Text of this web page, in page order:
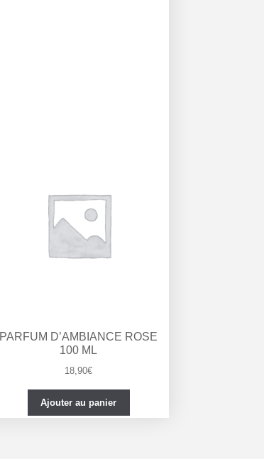
PARFUM D’AMBIANCE ROSE
100 ML
18,90€
Ajouter au panier